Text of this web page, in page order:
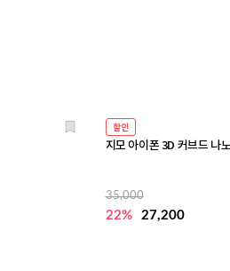
할인
지모 아이폰 3D 커브드 나
35,000
22% 27,200